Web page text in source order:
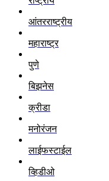
आंतरराष्ट्रीय
महाराष्ट्र
पुणे
बिझनेस
क्रीडा
मनोरंजन
लाईफस्टाईल
व्हिडीओ